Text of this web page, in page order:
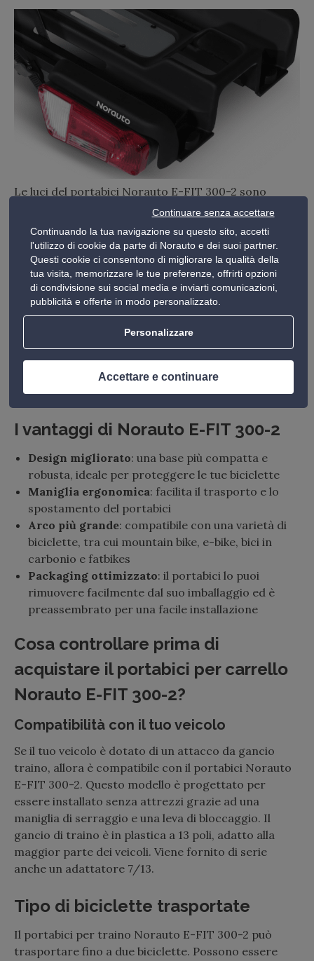
Le luci del portabici Norauto E-FIT 300-2 sono
dotate di sei funzioni: posizione, frenata, indicatori
di direzione, luce di targa, luce fendinebbia e luce di
retromarcia. Queste caratteristiche garantiscono la
massima visibilità e sicurezza sulle strade europee.
Certificazione di qualità
certificazione garantisce un alto livello di qualità e
resistenza, garantendo una lunga durata al tuo
portabici.
I vantaggi di Norauto E-FIT 300-2
Design migliorato: una base più compatta e
robusta, ideale per proteggere le tue biciclette
Maniglia ergonomica: facilita il trasporto e lo
spostamento del portabici
Arco più grande: compatibile con una varietà di
biciclette, tra cui mountain bike, e-bike, bici in
carbonio e fatbikes
Packaging ottimizzato: il portabici lo puoi
rimuovere facilmente dal suo imballaggio ed è
preassembrato per una facile installazione
Cosa controllare prima di
acquistare il portabici per carrello
Norauto E-FIT 300-2?
Compatibilità con il tuo veicolo
Se il tuo veicolo è dotato di un attacco da gancio
traino, allora è compatibile con il portabici Norauto
E-FIT 300-2. Questo modello è progettato per
essere installato senza attrezzi grazie ad una
maniglia di serraggio e una leva di bloccaggio. Il
gancio di traino è in plastica a 13 poli, adatto alla
maggior parte dei veicoli. Viene fornito di serie
anche un adattatore 7/13.
Tipo di biciclette trasportate
Il portabici per traino Norauto E-FIT 300-2 può
trasportare fino a due biciclette. Possono essere
Continuando la tua navigazione su questo sito, accetti
l'utilizzo di cookie da parte di Norauto e dei suoi partner.
Questi cookie ci consentono di migliorare la qualità della
tua visita, memorizzare le tue preferenze, offrirti opzioni
di condivisione sui social media e inviarti comunicazioni,
pubblicità e offerte in modo personalizzato.
Personalizzare
Continuare senza accettare
Accettare e continuare